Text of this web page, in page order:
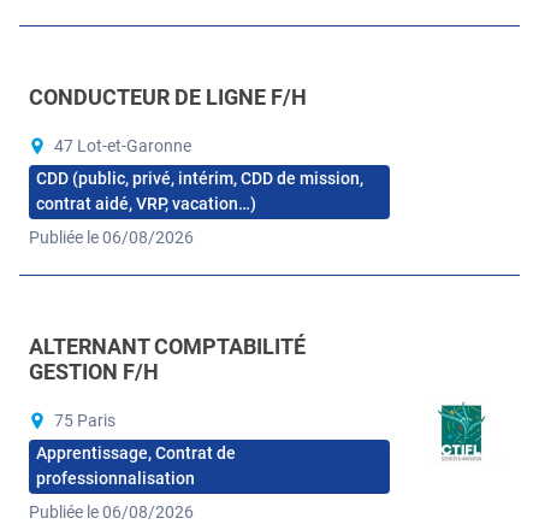
CONDUCTEUR DE LIGNE F/H
47 Lot-et-Garonne
CDD (public, privé, intérim, CDD de mission,
contrat aidé, VRP, vacation…)
Publiée le 06/08/2026
ALTERNANT COMPTABILITÉ
GESTION F/H
75 Paris
Apprentissage, Contrat de
professionnalisation
Publiée le 06/08/2026